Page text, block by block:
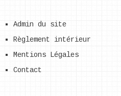
Admin du site
Règlement intérieur
Mentions Légales
Contact